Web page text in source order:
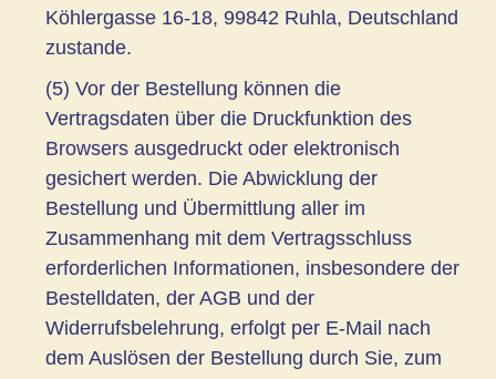
Köhlergasse 16-18, 99842 Ruhla, Deutschland
zustande.
(5) Vor der Bestellung können die
Vertragsdaten über die Druckfunktion des
Browsers ausgedruckt oder elektronisch
gesichert werden. Die Abwicklung der
Bestellung und Übermittlung aller im
Zusammenhang mit dem Vertragsschluss
erforderlichen Informationen, insbesondere der
Bestelldaten, der AGB und der
Widerrufsbelehrung, erfolgt per E-Mail nach
dem Auslösen der Bestellung durch Sie, zum